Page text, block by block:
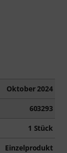
Oktober 2024
603293
1 Stück
Einzelprodukt